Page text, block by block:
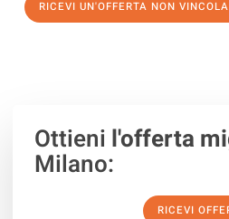
RICEVI UN'OFFERTA NON
Ottieni l'offerta
Milano:
RICEVI